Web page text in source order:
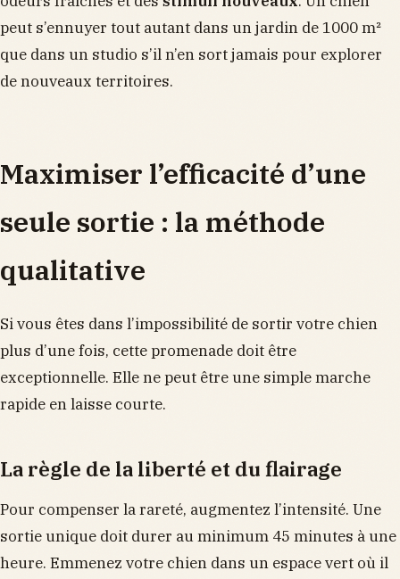
peut s’ennuyer tout autant dans un jardin de 1000 m²
que dans un studio s’il n’en sort jamais pour explorer
de nouveaux territoires.
Maximiser l’efficacité d’une
seule sortie : la méthode
qualitative
Si vous êtes dans l’impossibilité de sortir votre chien
plus d’une fois, cette promenade doit être
exceptionnelle. Elle ne peut être une simple marche
rapide en laisse courte.
La règle de la liberté et du flairage
Pour compenser la rareté, augmentez l’intensité. Une
sortie unique doit durer au minimum 45 minutes à une
heure. Emmenez votre chien dans un espace vert où il